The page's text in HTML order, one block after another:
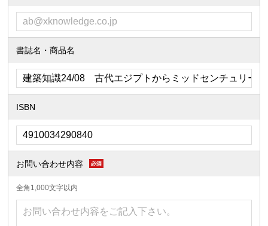
書誌名・商品名
ISBN
お問い合わせ内容
全角1,000文字以内